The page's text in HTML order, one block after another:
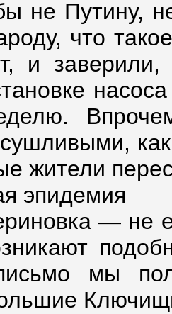
не Путину,
что
и заверили,
жители
эпидемия
— не
мы